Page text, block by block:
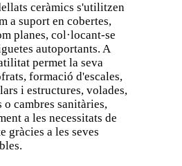
ceràmics s'utilitzen
a suport en cobertes,
planes, col·locant-se
autoportants. A
permet la seva
formació d'escales,
i estructures, volades,
o cambres sanitàries,
a les necessitats de
gràcies a les seves